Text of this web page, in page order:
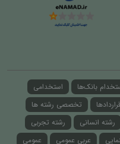
بانک‌ها
استخدامی
تخصصی رشته ها
رشته انسانی
رشته تجربی
عربی عمومی
عمومی